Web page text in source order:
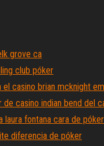
grove ca
club póker
el casino brian mcknight
de casino indian bend del
laura fontana cara de póker
diferencia de póker